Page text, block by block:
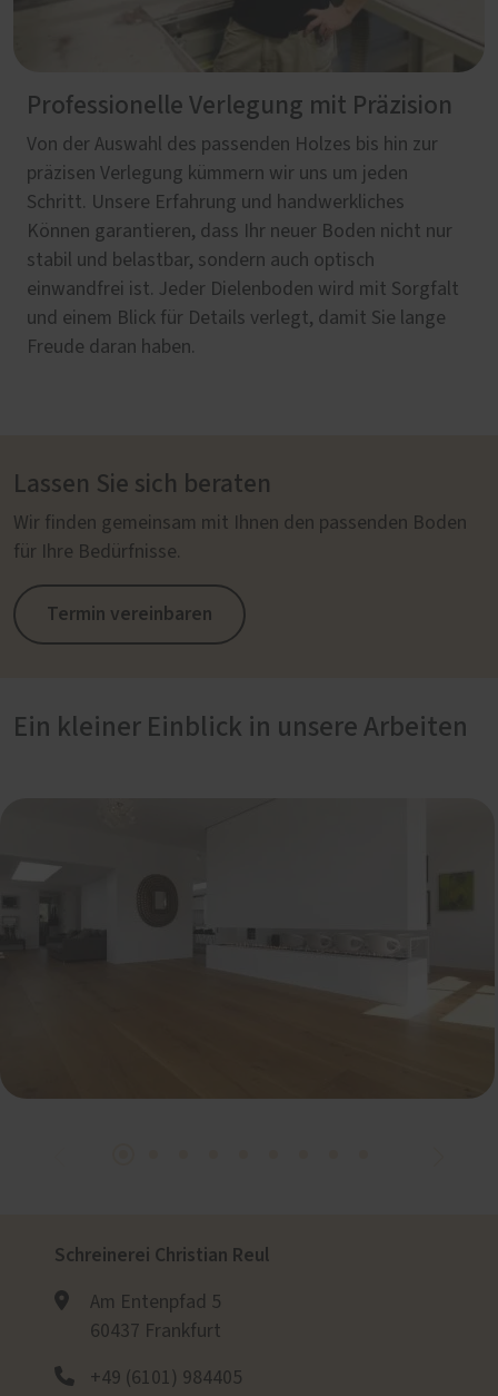
Professionelle Verlegung mit Präzision
Von der Auswahl des passenden Holzes bis hin zur
präzisen Verlegung kümmern wir uns um jeden
Schritt. Unsere Erfahrung und handwerkliches
Können garantieren, dass Ihr neuer Boden nicht nur
stabil und belastbar, sondern auch optisch
einwandfrei ist. Jeder Dielenboden wird mit Sorgfalt
und einem Blick für Details verlegt, damit Sie lange
Freude daran haben.
Lassen Sie sich beraten
Wir finden gemeinsam mit Ihnen den passenden Boden
für Ihre Bedürfnisse.
Termin vereinbaren
Ein kleiner Einblick in unsere Arbeiten
Schreinerei Christian Reul
Am Entenpfad 5
60437 Frankfurt
+49 (6101) 984405